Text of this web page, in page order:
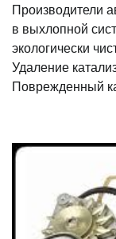
Производители
в выхлопной
экологически
Удаление
Поврежденный